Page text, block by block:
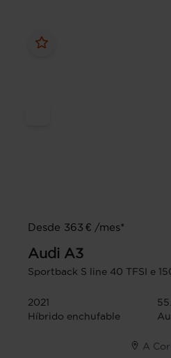
Desde 363 € /mes*
Audi A3
Sportback S line 40 TFSI e
2021
Híbrido enchufable
A